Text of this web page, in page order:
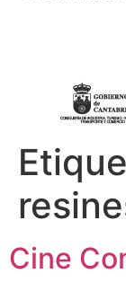
Cine